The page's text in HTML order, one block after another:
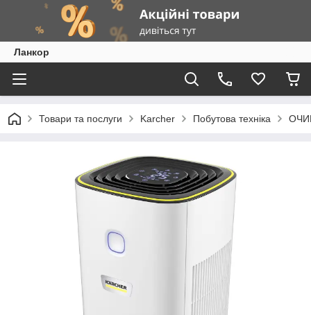
Ланкор
Товари та послуги Karcher Побутова техніка